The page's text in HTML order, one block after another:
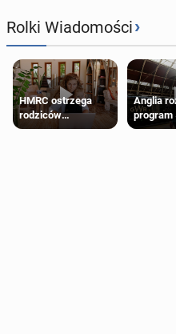
Rolki Wiadomości›
HMRC ostrzega
rodziców
pobierających Child
Anglia
program